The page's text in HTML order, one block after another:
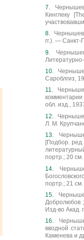
Кинглеку
гг.). —
Сароблгиз,
обл. изд.,
Л. М.
[Подбор.
портр.; 20
портр.; 21
Добролюбов
Изд-во Акад.
вводной
Каменева и